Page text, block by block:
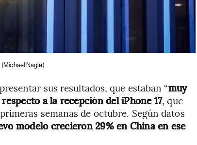
(Michael Nagle)
sus resultados, que estaban “muy
a la recepción del iPhone 17, que
semanas de octubre. Según datos
modelo crecieron 29% en China en ese